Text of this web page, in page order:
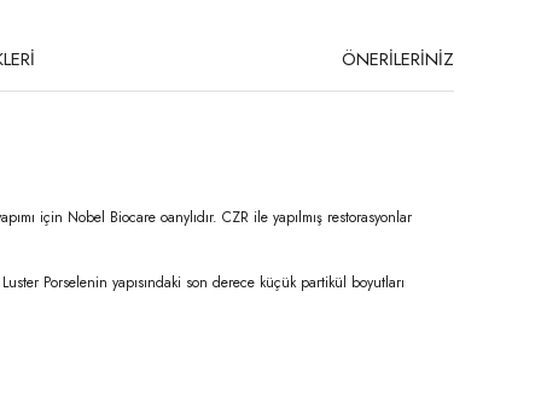
ÖNERİLERİNİZ
için Nobel Biocare oanylıdır. CZR ile yapılmış restorasyonlar
Porselenin yapısındaki son derece küçük partikül boyutları